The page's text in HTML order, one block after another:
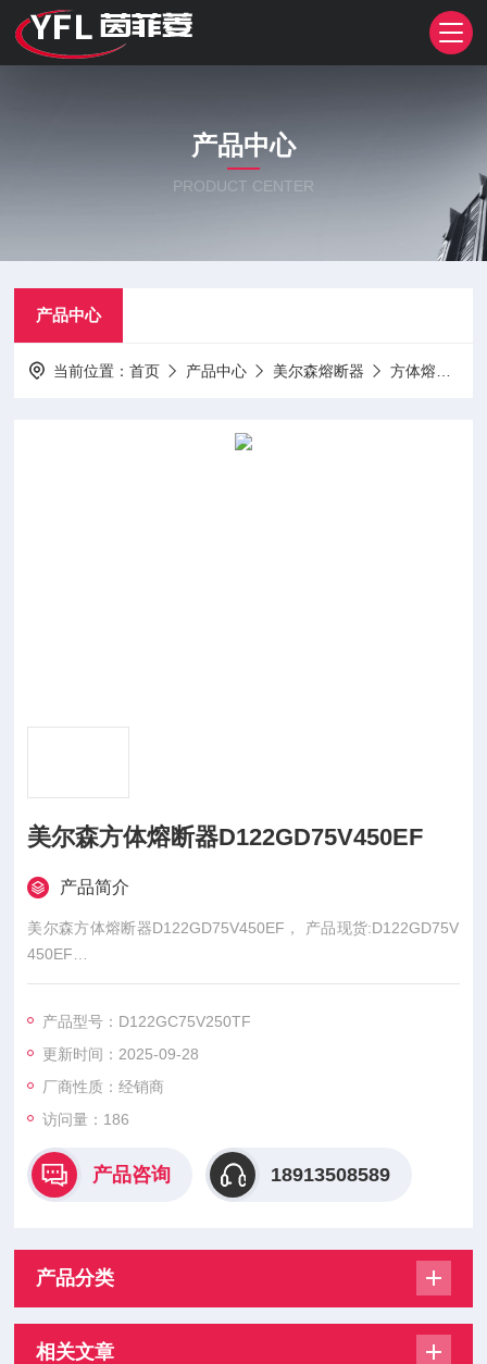
产品中心
PRODUCT CENTER
产品中心
当前位置：首页 产品中心 美尔森熔断器 方体熔断器
美尔森方体熔断器D122GD75V450EF
产品简介
美尔森方体熔断器D122GD75V450EF， 产品现货:D122GD75V
450EF
D122GD75V500EF D122GC75V250TF D122GC75V315TF D1
装、适应性强等特点
产品型号：D122GC75V250TF
更新时间：2025-09-28
厂商性质：经销商
访问量：186
产品咨询 18913508589
产品分类
相关文章